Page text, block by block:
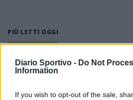
Diario Sportivo - Do Not
Information
If you wish to opt-out of the sale,
PIÙ LETTI OGGI
Il Selargius